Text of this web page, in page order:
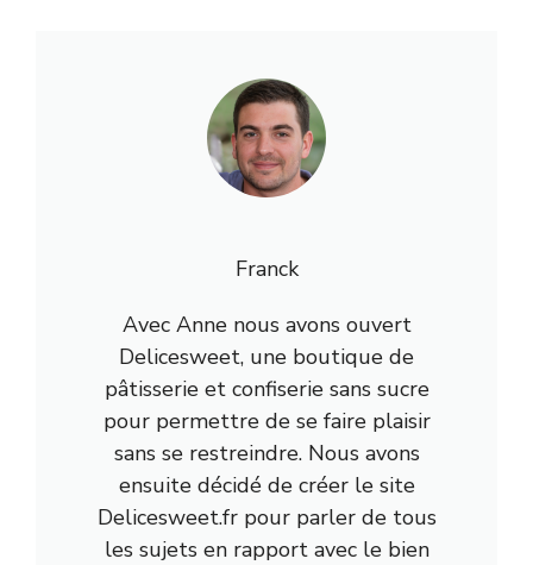
Franck
Avec Anne nous avons ouvert
Delicesweet, une boutique de
pâtisserie et confiserie sans sucre
pour permettre de se faire plaisir
sans se restreindre. Nous avons
ensuite décidé de créer le site
Delicesweet.fr pour parler de tous
les sujets en rapport avec le bien